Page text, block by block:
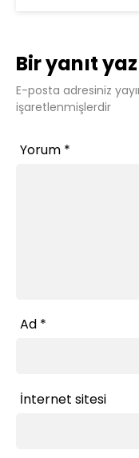
Bir yanıt
E-posta adresiniz
işaretlenmişlerdir
Yorum *
Ad *
İnternet sitesi